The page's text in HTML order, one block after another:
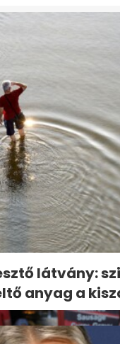
DJ Oti
van látvány:
anyag a